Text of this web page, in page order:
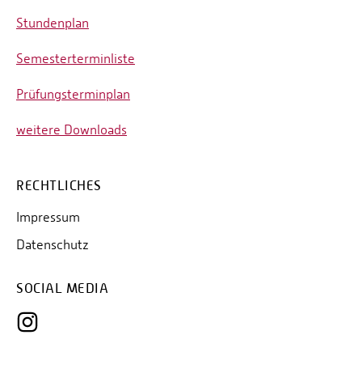
Stundenplan
Semesterterminliste
Prüfungsterminplan
weitere Downloads
RECHTLICHES
Impressum
Datenschutz
SOCIAL MEDIA